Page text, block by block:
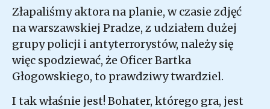
Złapaliśmy aktora na planie, w czasie zdjęć
na warszawskiej Pradze, z udziałem dużej
grupy policji i antyterrorystów, należy się
więc spodziewać, że Oficer Bartka
Głogowskiego, to prawdziwy twardziel.
I tak właśnie jest! Bohater, którego gra, jest